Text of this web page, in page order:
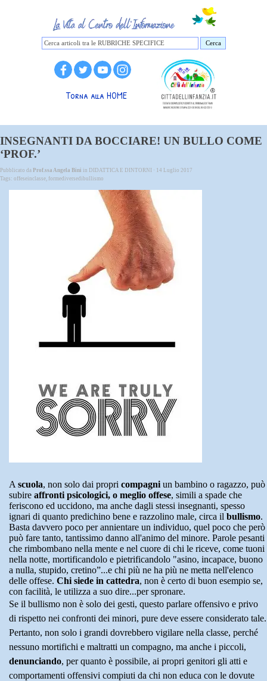
Cerca
Torna alla HOME
INSEGNANTI DA BOCCIARE! UN BULLO COME
‘PROF.’
Pubblicato da Prof.ssa Angela Bini in DIDATTICA E DINTORNI
· 14 Luglio 2017
Tags: offeseinclasse, formediversedibullismo
A scuola, non solo dai propri compagni un bambino o ragazzo, può
subire affronti psicologici, o meglio offese, simili a spade che
feriscono ed uccidono, ma anche dagli stessi insegnanti, spesso
ignari di quanto predichino bene e razzolino male, circa il bullismo.
Basta davvero poco per annientare un individuo, quel poco che però
può fare tanto, tantissimo danno all'animo del minore. Parole pesanti
che rimbombano nella mente e nel cuore di chi le riceve, come tuoni
nella notte, mortificandolo e pietrificandolo "asino, incapace, buono
a nulla, stupido, cretino”...e chi più ne ha più ne metta nell'elenco
delle offese. Chi siede in cattedra, non è certo di buon esempio se,
con facilità, le utilizza a suo dire...per spronare.
Se il bullismo non è solo dei gesti, questo parlare offensivo e privo
di rispetto nei confronti dei minori, pure deve essere considerato tale.
Pertanto, non solo i grandi dovrebbero vigilare nella classe, perché
nessuno mortifichi e maltratti un compagno, ma anche i piccoli,
denunciando, per quanto è possibile, ai propri genitori gli atti e
comportamenti offensivi compiuti da chi non educa con le dovute